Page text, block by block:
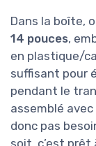
Dans la boîte,
14 pouces,
en plastique/
suffisant pour
pendant le
assemblé
donc pas